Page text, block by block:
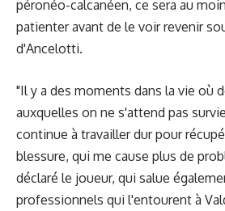
péronéo-calcanéen, ce sera au
patienter avant de le voir revenir
d'Ancelotti.
"Il y a des moments dans la vie où
auxquelles on ne s'attend pas
continue à travailler dur pour
blessure, qui me cause plus de
déclaré le joueur, qui salue
professionnels qui l'entourent à